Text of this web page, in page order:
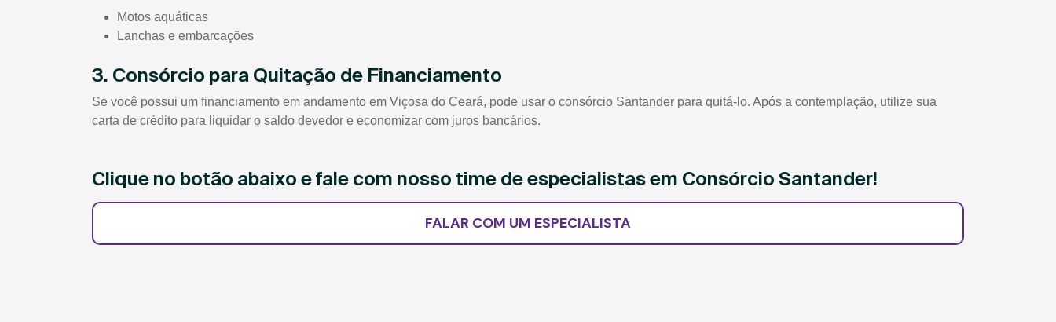
Motos aquáticas
Lanchas e embarcações
3. Consórcio para Quitação de Financiamento
Se você possui um financiamento em andamento em Viçosa do Ceará, pode usar o consórcio Santander para quitá-lo. Após a contemplação, utilize sua
carta de crédito para liquidar o saldo devedor e economizar com juros bancários.
Clique no botão abaixo e fale com nosso time de especialistas em Consórcio Santander!
FALAR COM UM ESPECIALISTA